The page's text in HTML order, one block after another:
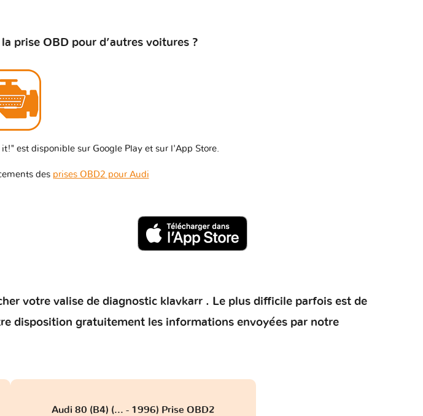
prise OBD pour d’autres voitures ?
est disponible sur Google Play et sur l'App Store.
des prises OBD2 pour Audi
votre valise de diagnostic klavkarr . Le plus difficile parfois est de
disposition gratuitement les informations envoyées par notre
Audi 80 (B4) (... - 1996) Prise OBD2